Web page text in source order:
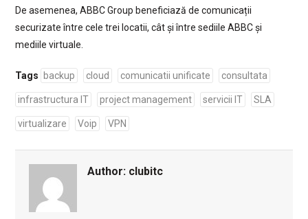
De asemenea, ABBC Group beneficiază de comunicații
securizate între cele trei locatii, cât și între sediile ABBC și
mediile virtuale.
Tags backup cloud comunicatii unificate consultata
infrastructura IT project management servicii IT SLA
virtualizare Voip VPN
Author: clubitc